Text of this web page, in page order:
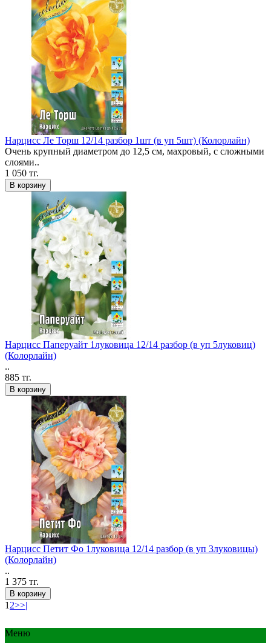
Нарцисс Ле Торш 12/14 разбор 1шт (в уп 5шт) (Колорлайн)
Очень крупный диаметром до 12,5 см, махровый, с сложными
слоями..
1 050 тг.
В корзину
Нарцисс Паперуайт 1луковица 12/14 разбор (в уп 5луковиц)
(Колорлайн)
..
885 тг.
В корзину
Нарцисс Петит Фо 1луковица 12/14 разбор (в уп 3луковицы)
(Колорлайн)
..
1 375 тг.
В корзину
1 2>>|
Меню